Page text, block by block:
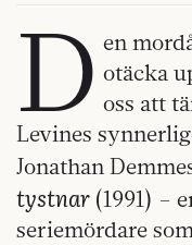
D en
otäcka
oss att
Levines
Jonathan
tystnar (1991) –
seriemördare